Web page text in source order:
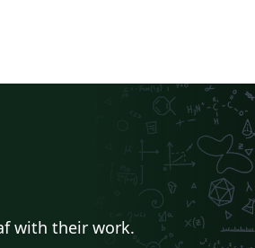
with their work.